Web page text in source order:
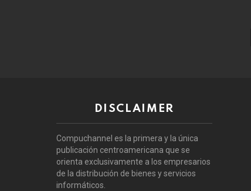
DISCLAIMER
Compuchannel es la primera y la única
publicación centroamericana que se
orienta exclusivamente a los empresarios
de la distribución de bienes y servicios
informáticos.